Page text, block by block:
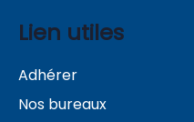
Lien utiles
Adhérer
Nos bureaux